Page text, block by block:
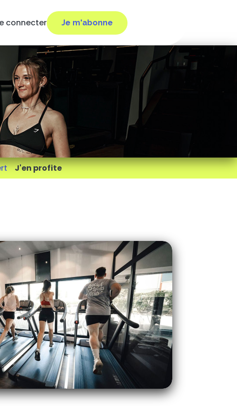
connecter Je m'abonne
J'en profite